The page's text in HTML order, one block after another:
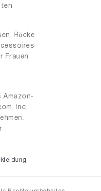
Röcke
Frauen
Amazon-
Inc.